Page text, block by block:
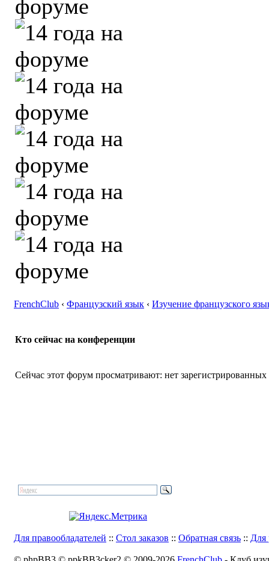
FrenchClub ‹ Французский язык ‹ Изучение французского
Кто сейчас на конференции
Сейчас этот форум просматривают: нет зарегистрированных
Для правообладателей :: Стол заказов :: Обратная связь :: Для